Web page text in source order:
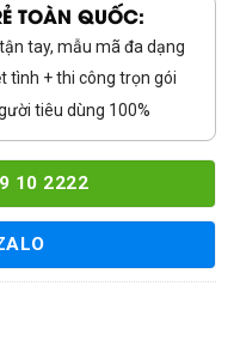
TOÀN QUỐC:
tay, mẫu mã đa dạng
tình + thi công trọn gói
tiêu dùng 100%
10 2222